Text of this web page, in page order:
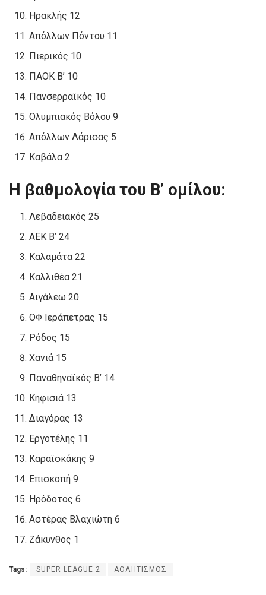
Ηρακλής 12
Απόλλων Πόντου 11
Πιερικός 10
ΠΑΟΚ Β’ 10
Πανσερραϊκός 10
Ολυμπιακός Βόλου 9
Απόλλων Λάρισας 5
Καβάλα 2
Η βαθμολογία του Β’ ομίλου:
Λεβαδειακός 25
ΑΕΚ Β’ 24
Καλαμάτα 22
Καλλιθέα 21
Αιγάλεω 20
ΟΦ Ιεράπετρας 15
Ρόδος 15
Χανιά 15
Παναθηναϊκός Β’ 14
Κηφισιά 13
Διαγόρας 13
Εργοτέλης 11
Καραϊσκάκης 9
Επισκοπή 9
Ηρόδοτος 6
Αστέρας Βλαχιώτη 6
Ζάκυνθος 1
Tags: SUPER LEAGUE 2 ΑΘΛΗΤΙΣΜΟΣ